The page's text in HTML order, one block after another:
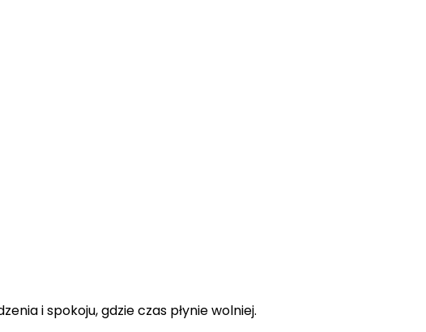
i spokoju, gdzie czas płynie wolniej.